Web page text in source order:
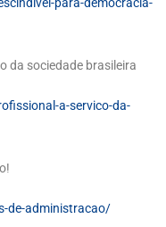
da sociedade brasileira
a-servico-da-
de-administracao/